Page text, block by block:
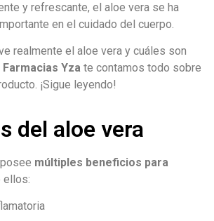
y refrescante, el aloe vera se ha
en el cuidado del cuerpo.
realmente el aloe vera y cuáles son
Farmacias Yza te contamos todo sobre
¡Sigue leyendo!
del aloe vera
múltiples beneficios para
ellos: